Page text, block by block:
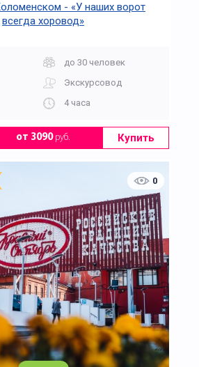
- «У наших ворот
всегда хоровод»
до 30 человек
Экскурсовод
4 часа
от 3090руб. Купить
0